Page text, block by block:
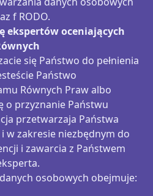
f RODO.
ekspertów oceniających
się Państwo do pełnienia
Państwo
Równych Praw albo
o przyznanie Państwu
przetwarzaja Państwa
w zakresie niezbędnym do
i zawarcia z Państwem
osobowych obejmuje: